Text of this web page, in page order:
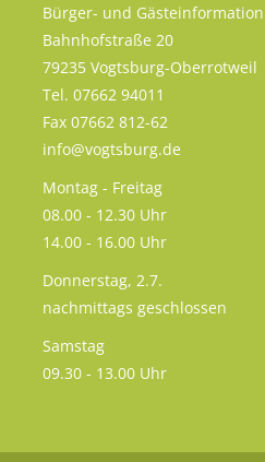
Bürger- und Gästeinformation
Bahnhofstraße 20
79235 Vogtsburg-Oberrotweil
Tel. 07662 94011
Fax 07662 812-62
info@vogtsburg.de
Montag - Freitag
08.00 - 12.30 Uhr
14.00 - 16.00 Uhr
Donnerstag, 2.7.
nachmittags geschlossen
Samstag
09.30 - 13.00 Uhr